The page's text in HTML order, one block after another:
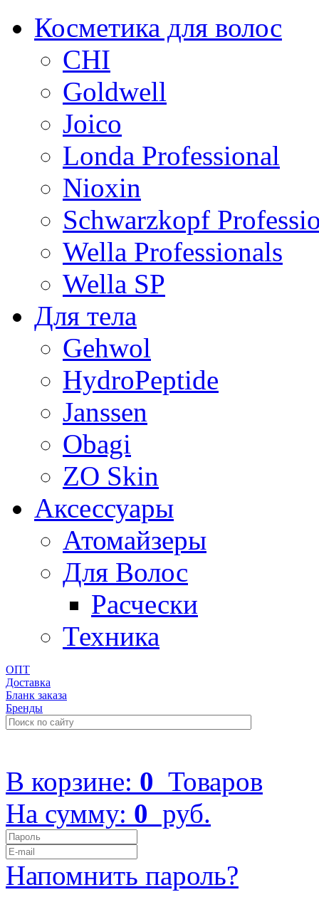
Косметика для волос
CHI
Goldwell
Joico
Londa Professional
Nioxin
Schwarzkopf
Wella Professionals
Wella SP
Для тела
Gehwol
HydroPeptide
Janssen
Obagi
ZO Skin
Aксессуары
Атомайзеры
Для Волос
Расчески
Техника
ОПТ
Доставка
Бланк заказа
Бренды
В корзине: 0 Товаров
На сумму: 0 руб.
Напомнить пароль?